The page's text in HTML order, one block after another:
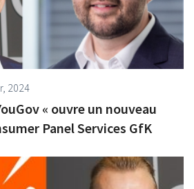
2024
« ouvre un nouveau
Panel Services GfK